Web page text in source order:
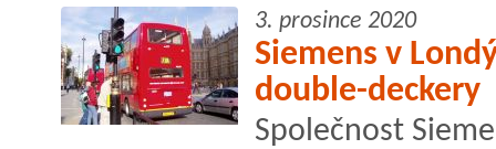
3. prosince 2020
Siemens v
double-deckery
Společnost